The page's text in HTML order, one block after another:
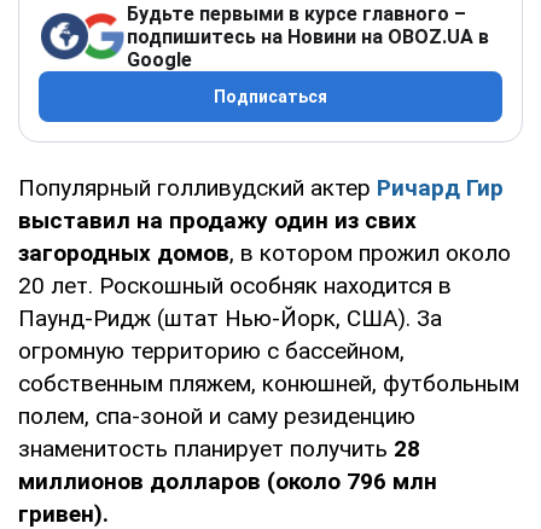
Будьте первыми в курсе главного –
подпишитесь на Новини на OBOZ.UA в
Google
Подписаться
Популярный голливудский актер Ричард Гир
выставил на продажу один из свих
загородных домов, в котором прожил около
20 лет. Роскошный особняк находится в
Паунд-Ридж (штат Нью-Йорк, США). За
огромную территорию с бассейном,
собственным пляжем, конюшней, футбольным
полем, спа-зоной и саму резиденцию
знаменитость планирует получить 28
миллионов долларов (около 796 млн
гривен).